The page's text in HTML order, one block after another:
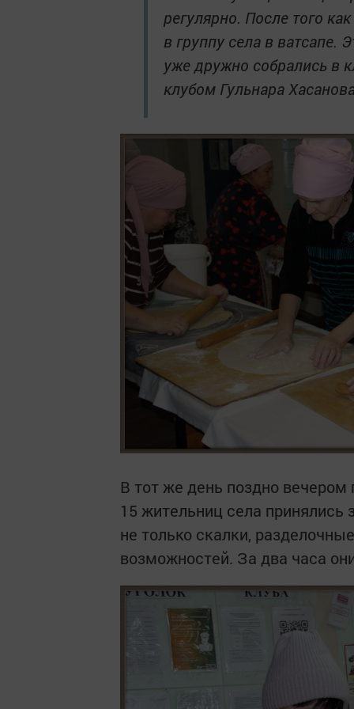
регулярно. После того
в группу села в ватсапе.
уже дружно собрались в
клубом Гульнара
В тот же день поздно
15 жительниц села принялись
не только скалки,
возможностей. За два часа